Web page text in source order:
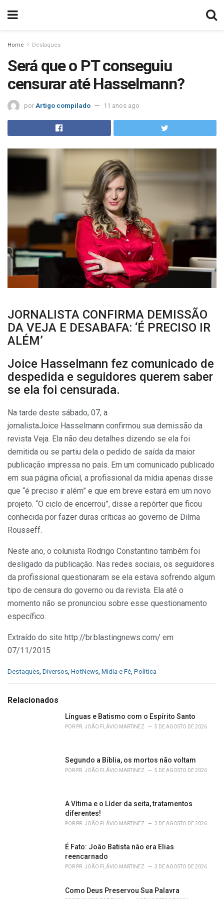
Home Destaques
Será que o PT conseguiu
censurar até Hasselmann?
por Artigo compilado 11 anos ago
JORNALISTA CONFIRMA DEMISSÃO
DA VEJA E DESABAFA: ‘É PRECISO IR
ALÉM’
Joice Hasselmann fez comunicado de
despedida e seguidores querem saber
se ela foi censurada.
Na tarde deste sábado, 07, a
jornalistaJoice Hasselmann confirmou sua demissão da
revista Veja. Ela não deu detalhes dizendo se ela foi
demitida ou se partiu dela o pedido de saída da maior
publicação impressa no país. Em um comunicado publicado
em sua página oficial, a profissional da mídia apenas disse
que “é preciso ir além” e que em breve estará em um novo
projeto. “O ciclo de encerrou”, disse a repórter que ficou
conhecida por fazer duras críticas ao governo de Dilma
Rousseff.
Neste ano, o colunista Rodrigo Constantino também foi
desligado da publicação. Nas redes sociais, os seguidores
da profissional questionaram se ela estava sofrendo algum
tipo de censura do governo ou da revista. Ela até o
momento não se pronunciou sobre esse questionamento
específico.
Extraído do site http://br.blastingnews.com/ em
07/11/2015
C
e
Destaques, Diversos, HotNews, Mídia e Fé, Política
Relacionados
Línguas e Batismo com o Espírito Santo
POR PR. JOÃO FLÁVIO MARTINEZ 5 DE AGOSTO DE 2026
Segundo a Bíblia, os mortos não voltam
POR PR. JOÃO FLÁVIO MARTINEZ 5 DE AGOSTO DE 2026
A Vítima e o Líder da seita, tratamentos
diferentes!
POR PR. JOÃO FLÁVIO MARTINEZ 3 DE AGOSTO DE 2026
É Fato: João Batista não era Elias
reencarnado
POR PR. JOÃO FLÁVIO MARTINEZ 3 DE AGOSTO DE 2026
Como Deus Preservou Sua Palavra